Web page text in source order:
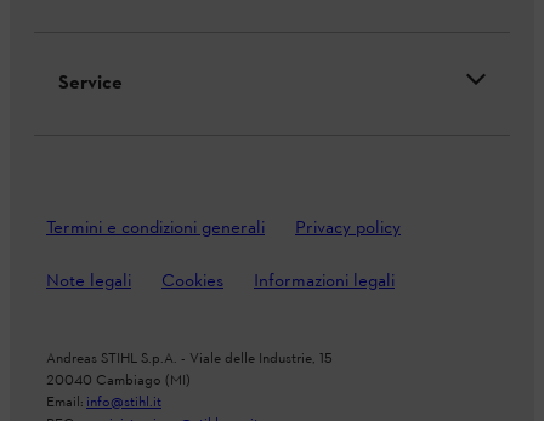
Service
Termini e condizioni generali Privacy policy
Note legali Cookies Informazioni legali
Andreas STIHL S.p.A. - Viale delle Industrie, 15
20040 Cambiago (MI)
Email: info@stihl.it